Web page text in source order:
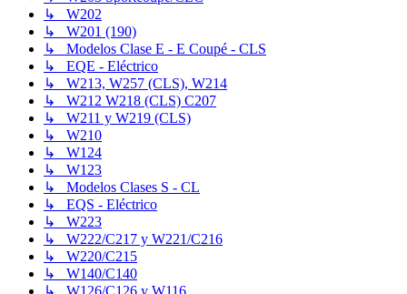
↳ W202
↳ W201 (190)
↳ Modelos Clase E - E Coupé - CLS
↳ EQE - Eléctrico
↳ W213, W257 (CLS), W214
↳ W212 W218 (CLS) C207
↳ W211 y W219 (CLS)
↳ W210
↳ W124
↳ W123
↳ Modelos Clases S - CL
↳ EQS - Eléctrico
↳ W223
↳ W222/C217 y W221/C216
↳ W220/C215
↳ W140/C140
↳ W126/C126 y W116